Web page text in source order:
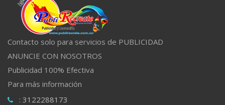
Contacto solo para servicios de PUBLICIDAD
ANUNCIE CON NOSOTROS
Publicidad 100% Efectiva
Para más información
: 3122288173